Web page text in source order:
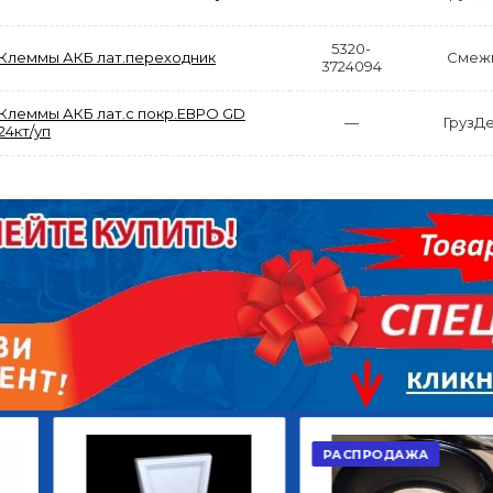
ДИСК СЦЕПЛЕНИЯ
ВЕДОМЫЙ КЛАССИК
2 422,40
В КОРЗИНУ
КРУГ ПОВОРОТНЫЙ
10*12ОТВ., Д.102*86
Г.КАЗАНЬ
29 668,20 Р
В КОРЗИНУ
Клеммы АКБ лат.переходник
5320-
3724094
Клеммы АКБ лат.с покр.ЕВРО GD
уп
—
РАСПРОДАЖА АКЦИЯ